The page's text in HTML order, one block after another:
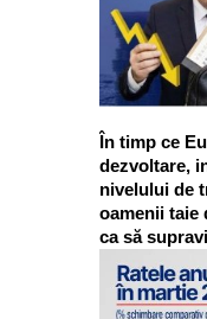
În timp ce
dezvoltare,
nivelului de
oamenii taie
ca să